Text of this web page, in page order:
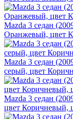
Mazda 3 седан
Оранжевый, цвет
Mazda 3 седан
серый, цвет
Mazda 3 седан
цвет Коричневый,